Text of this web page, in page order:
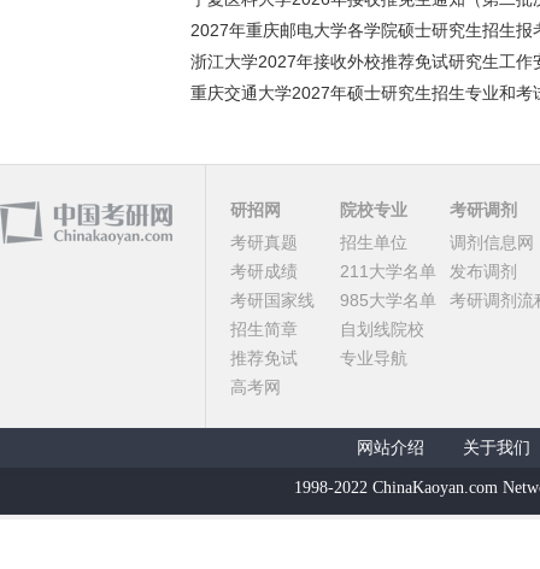
2027年重庆邮电大学各学院硕士研究生招生报
浙江大学2027年接收外校推荐免试研究生工作
重庆交通大学2027年硕士研究生招生专业和考
研招网
考研真题
考研成绩
考研国家线
招生简章
推荐免试
高考网
院校专业
招生单位
211大学名单
985大学名单
自划线院校
专业导航
考研调剂
调剂信息网
发布调剂
考研调剂流
网站介绍 关于我们
1998-2022 ChinaKaoyan.com